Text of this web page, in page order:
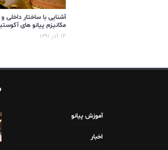
آشنایی با ساختار داخلی و
مکانیزم پیانو های
۱۴ آذر ۱۳۹۱
آموزش پیانو
اخبار